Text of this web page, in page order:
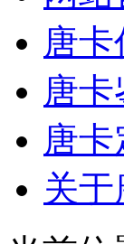
唐卡
唐卡
唐卡
关于